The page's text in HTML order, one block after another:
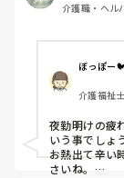
介護職・ヘル
ぼっぽー
介護福祉
夜勤明けの疲
いう事でしょ
お熱出て辛い
さいね。